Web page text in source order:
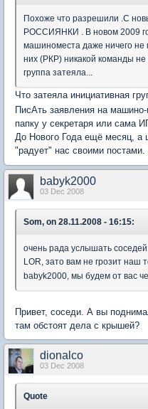
Похоже что разрешили .С
РОССИЯНКИ . В новом 2009
машиноместа даже ничего не
них (РКР) никакой команды
группа затеяла...
Что затеяла инициативная
ПисАть заявления на
папку у секретаря или сама
До Нового Года ещё месяц, а
"радует" нас своими постами.
babyk2000
03 Dec 2008
Som, on 28.11.2008 - 16:15:
очень рада услышать
LOR, зато вам не грозит наш
babyk2000, мы будем от вас
Привет, соседи. А вы
там обстоят дела с крышей?
dionalco
03 Dec 2008
Quote